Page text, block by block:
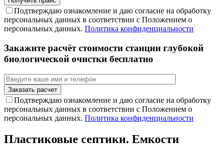
Подтверждаю ознакомление и даю согласие на обработку
персональных данных в соответствии с Положением о
персональных данных. Политика конфиденциальности
Закажите расчёт стоимости станции глубокой
биологической очистки бесплатно
Подтверждаю ознакомление и даю согласие на обработку
персональных данных в соответствии с Положением о
персональных данных. Политика конфиденциальности
Пластиковые септики. Емкости